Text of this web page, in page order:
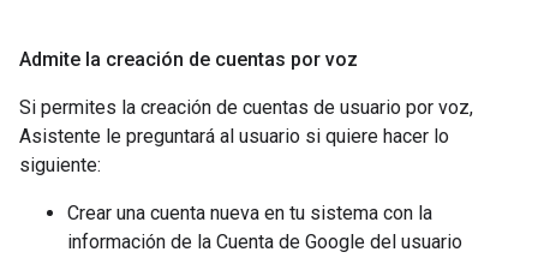
Admite la creación de cuentas por voz
Si permites la creación de cuentas de usuario por voz,
Asistente le preguntará al usuario si quiere hacer lo
siguiente:
Crear una cuenta nueva en tu sistema con la
información de la Cuenta de Google del usuario